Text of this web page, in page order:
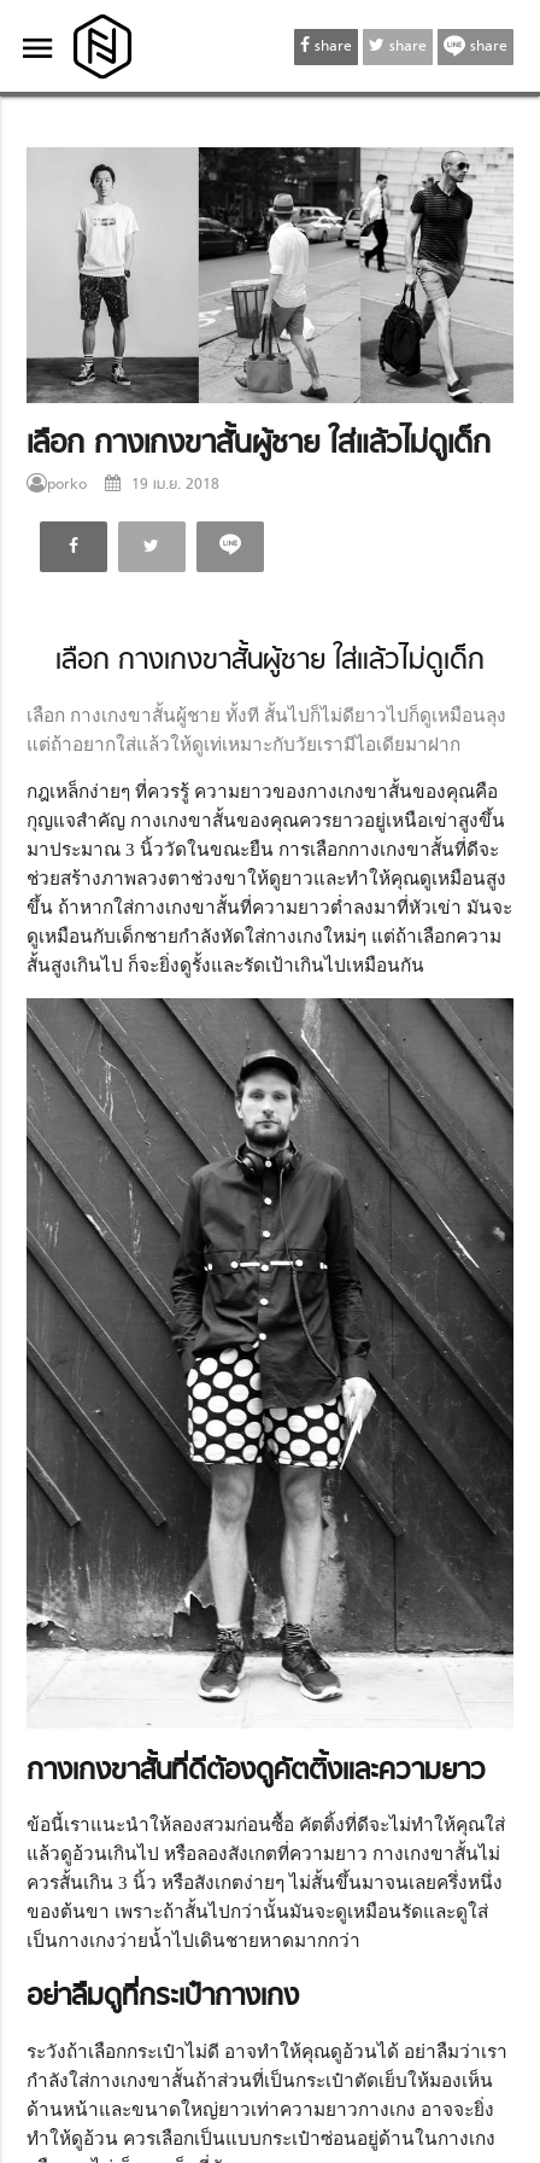
menu
menu share share share
เลือก กางเกงขาสั้นผู้ชาย ใส่แล้วไม่ดูเด็ก
porko 19 เม.ย. 2018
เลือก กางเกงขาสั้นผู้ชาย ใส่แล้วไม่ดูเด็ก
เลือก กางเกงขาสั้นผู้ชาย ทั้งที สั้นไปก็ไม่ดียาวไปก็ดูเหมือนลุง
แต่ถ้าอยากใส่แล้วให้ดูเท่เหมาะกับวัยเรามีไอเดียมาฝาก
กฎเหล็กง่ายๆ ที่ควรรู้ ความยาวของกางเกงขาสั้นของคุณคือ
กุญแจสำคัญ กางเกงขาสั้นของคุณควรยาวอยู่เหนือเข่าสูงขึ้น
มาประมาณ 3 นิ้ววัดในขณะยืน การเลือกกางเกงขาสั้นที่ดีจะ
ช่วยสร้างภาพลวงตาช่วงขาให้ดูยาวและทำให้คุณดูเหมือนสูง
ขึ้น ถ้าหากใส่กางเกงขาสั้นที่ความยาวต่ำลงมาที่หัวเข่า มันจะ
ดูเหมือนกับเด็กชายกำลังหัดใส่กางเกงใหม่ๆ แต่ถ้าเลือกความ
สั้นสูงเกินไป ก็จะยิ่งดูรั้งและรัดเป้าเกินไปเหมือนกัน
กางเกงขาสั้นที่ดีต้องดูคัตติ้งและความยาว
ข้อนี้เราแนะนำให้ลองสวมก่อนซื้อ คัตติ้งที่ดีจะไม่ทำให้คุณใส่
แล้วดูอ้วนเกินไป หรือลองสังเกตที่ความยาว กางเกงขาสั้นไม่
ควรสั้นเกิน 3 นิ้ว หรือสังเกตง่ายๆ ไม่สั้นขึ้นมาจนเลยครึ่งหนึ่ง
ของต้นขา เพราะถ้าสั้นไปกว่านั้นมันจะดูเหมือนรัดและดูใส่
เป็นกางเกงว่ายน้ำไปเดินชายหาดมากกว่า
อย่าลืมดูที่กระเป๋ากางเกง
ระวังถ้าเลือกกระเป๋าไม่ดี อาจทำให้คุณดูอ้วนได้ อย่าลืมว่าเรา
กำลังใส่กางเกงขาสั้นถ้าส่วนที่เป็นกระเป๋าตัดเย็บให้มองเห็น
ด้านหน้าและขนาดใหญ่ยาวเท่าความยาวกางเกง อาจจะยิ่ง
ทำให้ดูอ้วน ควรเลือกเป็นแบบกระเป๋าซ่อนอยู่ด้านในกางเกง